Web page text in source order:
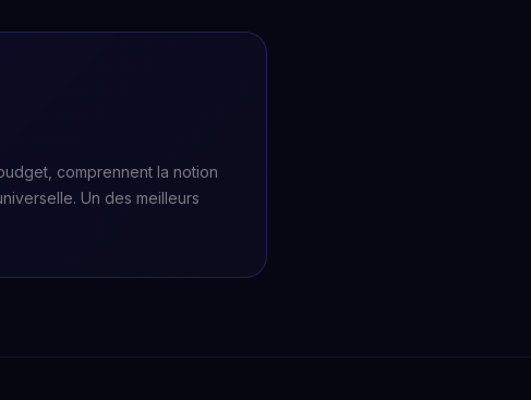
comprennent la notion
Un des meilleurs